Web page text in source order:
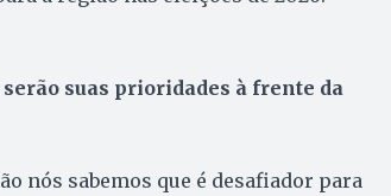
suas prioridades à frente da
nós sabemos que é desafiador para